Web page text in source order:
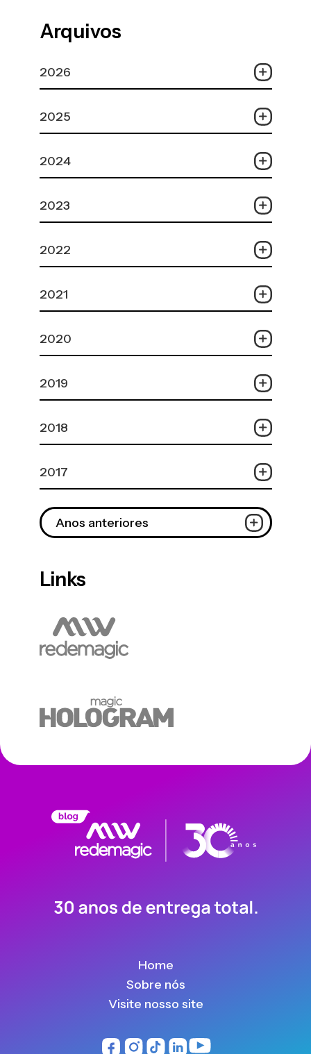
Arquivos
2026
2025
2024
2023
2022
2021
2020
2019
2018
2017
Anos anteriores
Links
Home
Sobre nós
Visite nosso site